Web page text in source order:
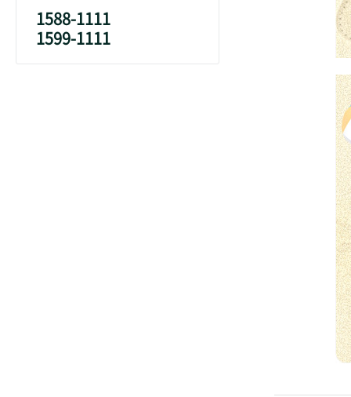
1588-1111
1599-1111